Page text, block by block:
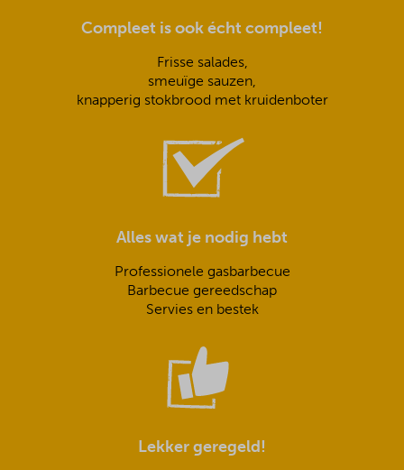
Compleet is ook écht compleet!
Frisse salades,
smeuïge sauzen,
knapperig stokbrood met kruidenboter
Alles wat je nodig hebt
Professionele gasbarbecue
Barbecue gereedschap
Servies en bestek
Lekker geregeld!